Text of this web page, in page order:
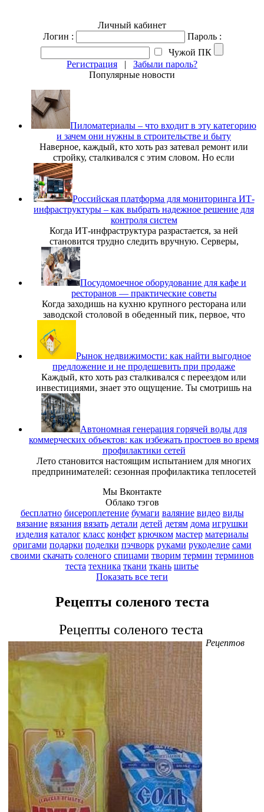
Личный кабинет
Логин :
Пароль :
Чужой ПК
Регистрация | Забыли пароль?
Популярные новости
Пиломатериалы – что входит в эту категорию
и зачем они нужны в строительстве и быту
Наверное, каждый, кто хоть раз затевал ремонт или
стройку, сталкивался с этим словом. Но если
Российская платформа для мониторинга ИТ-
инфраструктуры – как выбрать надежное решение для
контроля систем
Когда ИТ-инфраструктура разрастается, за ней
становится трудно следить вручную. Серверы,
Посудомоечное оборудование для кафе и
ресторанов — практические советы
Когда заходишь на кухню крупного ресторана или
заводской столовой в обеденный пик, первое, что
Рынок недвижимости: как найти выгодное
предложение и не продешевить при продаже
Каждый, кто хоть раз сталкивался с переездом или
инвестициями, знает это ощущение. Ты смотришь на
Автономная генерация горячей воды для
коммерческих объектов: как избежать простоев во время
профилактики сетей
Лето становится настоящим испытанием для многих
предпринимателей: сезонная профилактика теплосетей
Мы Вконтакте
Облако тэгов
бесплатно бисероплетение бумаги валяние видео виды
вязание вязания вязать детали детей детям дома игрушки
изделия каталог класс конфет крючком мастер материалы
оригами подарки поделки пэчворк руками рукоделие сами
своими скачать соленого спицами творим термин терминов
теста техника ткани ткань шитье
Показать все теги
Рецепты соленого теста
Рецепты соленого теста
Рецептов